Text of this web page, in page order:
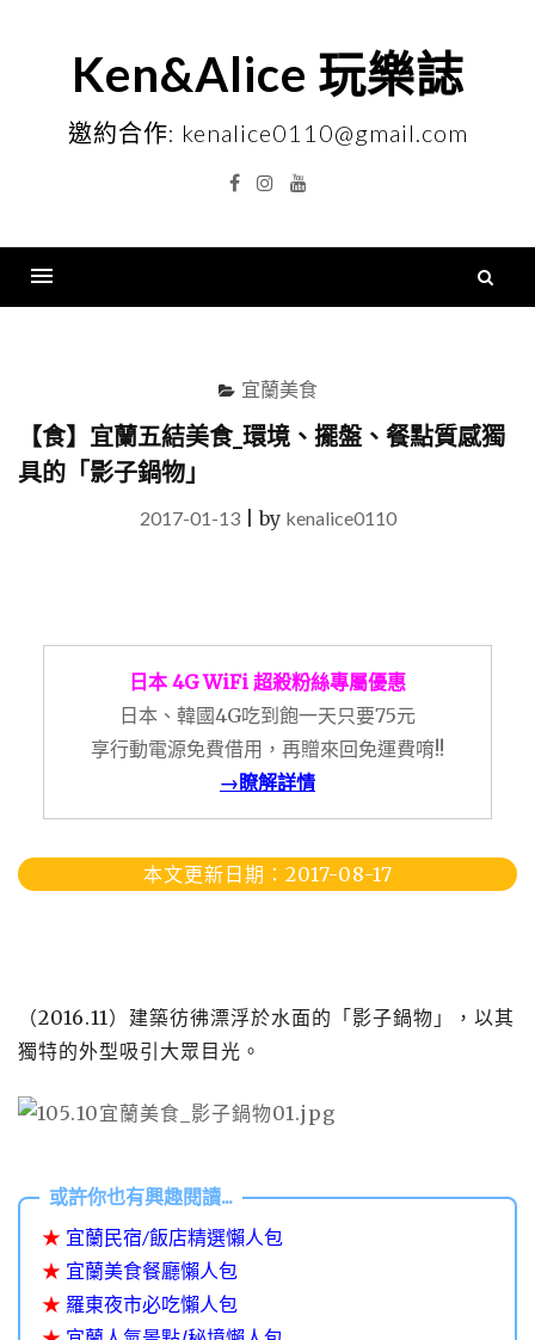
Ken&Alice 玩樂誌
邀約合作: kenalice0110@gmail.com
FacebookInstagramYouTube
宜蘭美食
【食】宜蘭五結美食_環境、擺盤、餐點質感獨
具的「影子鍋物」
2017-01-13|by kenalice0110
日本 4G WiFi 超殺粉絲專屬優惠
日本、韓國4G吃到飽一天只要75元
享行動電源免費借用，再贈來回免運費唷!!
→瞭解詳情
本文更新日期：2017-08-17
（2016.11）建築彷彿漂浮於水面的「影子鍋物」，以其
獨特的外型吸引大眾目光。
★ 宜蘭民宿/飯店精選懶人包
★ 宜蘭美食餐廳懶人包
★ 羅東夜市必吃懶人包